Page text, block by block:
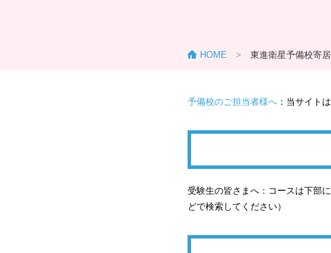
HOME > 東進衛星予備校寄
予備校のご担当者様へ ：当サイト
受験生の皆さまへ：コースは下部
どで検索してください）